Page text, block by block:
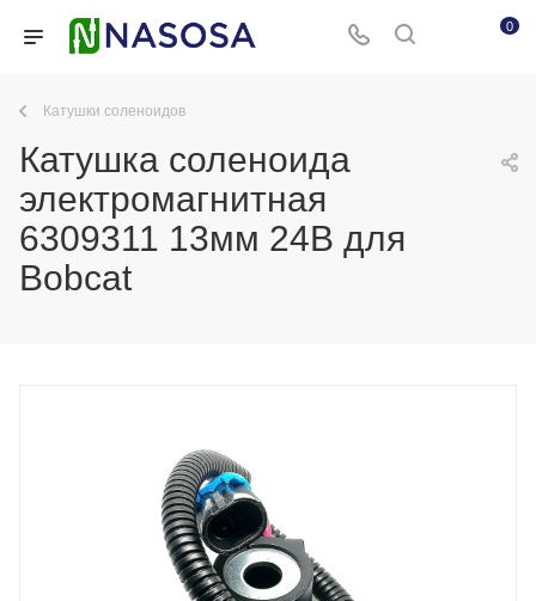
0
Катушки соленоидов
Катушка соленоида
электромагнитная
6309311 13мм 24В для
Bobcat